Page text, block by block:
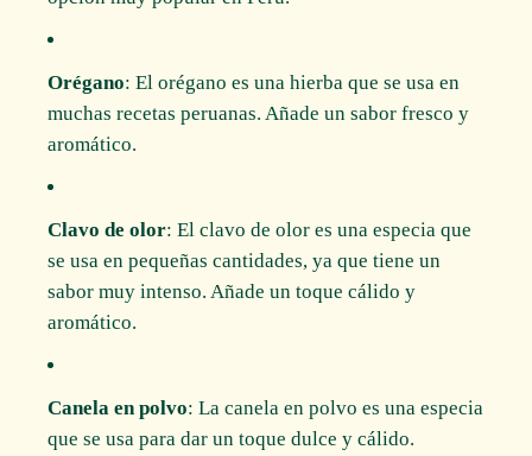
Orégano: El orégano es una hierba que se usa en
muchas recetas peruanas. Añade un sabor fresco y
aromático.
Clavo de olor: El clavo de olor es una especia que
se usa en pequeñas cantidades, ya que tiene un
sabor muy intenso. Añade un toque cálido y
aromático.
Canela en polvo: La canela en polvo es una especia
que se usa para dar un toque dulce y cálido.